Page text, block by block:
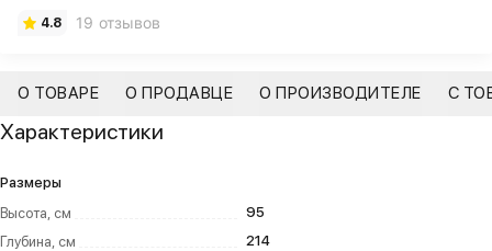
4.8 19 отзывов
О ТОВАРЕ О ПРОДАВЦЕ О ПРОИЗВОДИТЕЛЕ С
Характеристики
Размеры
Высота, см
95
Глубина, см
214